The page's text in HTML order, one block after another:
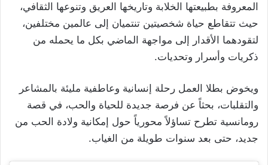
المعروفة بطبيعتها الخلابة وتاريخها العريق وتنوعها الثقافي،
حيث تتقاطع حياة شخصيتين تنتميان إلى عالمين مختلفين،
لتقودهما الأقدار إلى مواجهة الماضي بكل ما يحمله من
ذكريات وأسرار وتحديات.
ويخوض بطلا العمل رحلة إنسانية وعاطفية مليئة بالمشاعر
والتقلبات، بحثاً عن فرصة جديدة للحياة والحب، في قصة
رومانسية تطرح تساؤلاً محورياً حول إمكانية ولادة الحب من
جديد، حتى بعد سنوات طويلة من الغياب.